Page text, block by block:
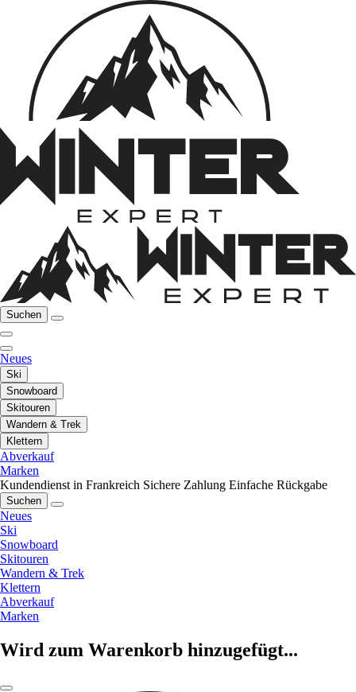
Suchen
Neues
Ski
Snowboard
Skitouren
Wandern & Trek
Klettern
Abverkauf
Marken
Kundendienst in Frankreich Sichere Zahlung Einfache Rückgabe
Suchen
Neues
Ski
Snowboard
Skitouren
Wandern & Trek
Klettern
Abverkauf
Marken
Wird zum Warenkorb hinzugefügt...